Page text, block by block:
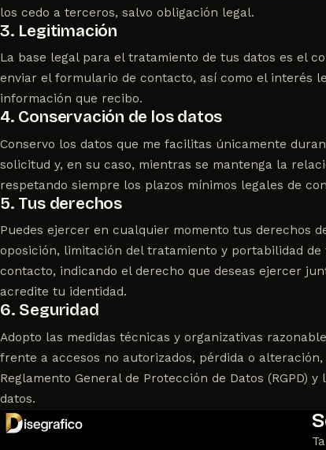
los cedo a terceros, salvo obligación legal.
3. Legitimación
La base legal para el tratamiento de tus datos es el
enviar el formulario de contacto, así como el interés
información que recibo.
4. Conservación de los datos
Conservo los datos que me facilitas únicamente
solicitud y, en su caso, mientras se mantenga la
respetando siempre los plazos mínimos legales de
5. Tus derechos
Puedes ejercer en cualquier momento tus derechos
oposición, limitación del tratamiento y portabilidad de
contacto, indicando el derecho que deseas ejercer
acredite tu identidad.
6. Seguridad
Adopto las medidas técnicas y organizativas
frente a accesos no autorizados, pérdida o
Reglamento General de Protección de Datos (RGPD)
datos.